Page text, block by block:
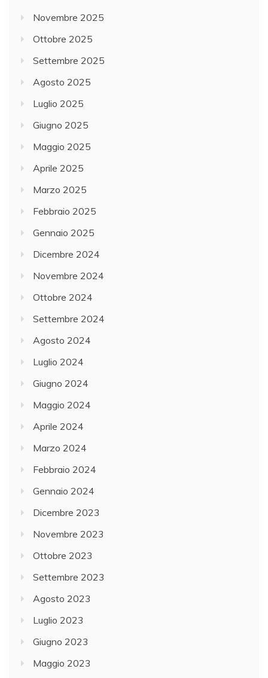
Novembre 2025
Ottobre 2025
Settembre 2025
Agosto 2025
Luglio 2025
Giugno 2025
Maggio 2025
Aprile 2025
Marzo 2025
Febbraio 2025
Gennaio 2025
Dicembre 2024
Novembre 2024
Ottobre 2024
Settembre 2024
Agosto 2024
Luglio 2024
Giugno 2024
Maggio 2024
Aprile 2024
Marzo 2024
Febbraio 2024
Gennaio 2024
Dicembre 2023
Novembre 2023
Ottobre 2023
Settembre 2023
Agosto 2023
Luglio 2023
Giugno 2023
Maggio 2023